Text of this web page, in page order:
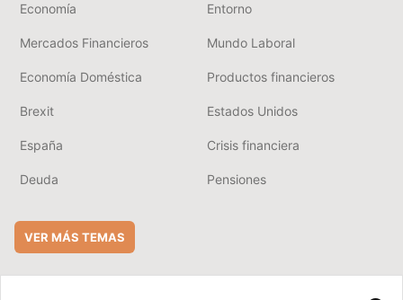
Economía Entorno
Mercados Financieros Mundo Laboral
Economía Doméstica Productos financieros
Brexit Estados Unidos
España Crisis financiera
Deuda Pensiones
VER MÁS TEMAS